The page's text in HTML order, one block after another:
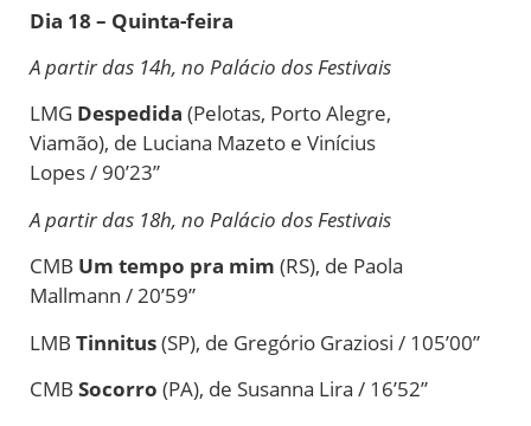
Dia 18 – Quinta-feira
A partir das 14h, no Palácio dos Festivais
LMG Despedida (Pelotas, Porto Alegre,
Viamão), de Luciana Mazeto e Vinícius
Lopes / 90’23”
A partir das 18h, no Palácio dos Festivais
CMB Um tempo pra mim (RS), de Paola
Mallmann / 20’59”
LMB Tinnitus(SP), de Gregório Graziosi / 105’00”
CMB Socorro (PA), de Susanna Lira / 16’52”